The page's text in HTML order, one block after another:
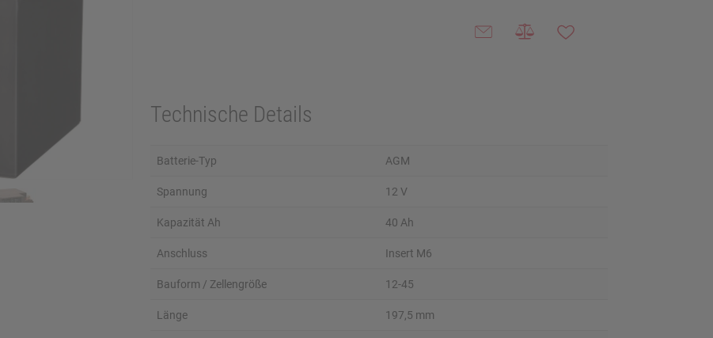
Technische Details
Batterie-Typ AGM
Spannung 12 V
Kapazität Ah 40 Ah
Anschluss Insert M6
Bauform / Zellengröße 12-45
Länge 197,5 mm